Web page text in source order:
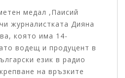
медал ,Паисий
журналистката Дияна
която има 14-
водещ и продуцент в
език в радио
на връзките